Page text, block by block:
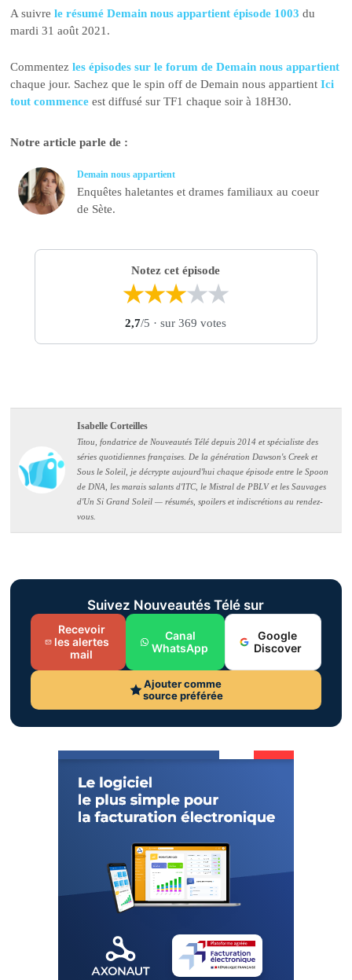
A suivrele résumé Demain nous appartient épisode 1003 du
mardi 31 août 2021.
Commentezles épisodes sur le forum de Demain nous appartient
chaque jour. Sachez que le spin off de Demain nous appartientIci
tout commence est diffusé sur TF1 chaque soir à 18H30.
Notre article parle de :
Demain nous appartient
Enquêtes haletantes et drames familiaux au coeur
de Sète.
Notez cet épisode
★★★★★
2,7/5 · sur 369 votes
Isabelle Corteilles
Titou, fondatrice de Nouveautés Télé depuis 2014 et spécialiste des
séries quotidiennes françaises. De la génération Dawson's Creek et
Sous le Soleil, je décrypte aujourd'hui chaque épisode entre le Spoon
de DNA, les marais salants d'ITC, le Mistral de PBLV et les Sauvages
d'Un Si Grand Soleil — résumés, spoilers et indiscrétions au rendez-
vous.
Suivez Nouveautés Télé sur
Recevoir
les alertes
mail
Canal
WhatsApp
Google
Discover
Ajouter comme
source préférée